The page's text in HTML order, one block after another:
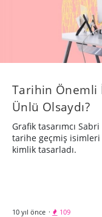
Tarihin Önemli
Ünlü Olsaydı?
Grafik tasarımcı
tarihe geçmiş isimleri
kimlik tasarladı.
10 yıl önce · 109